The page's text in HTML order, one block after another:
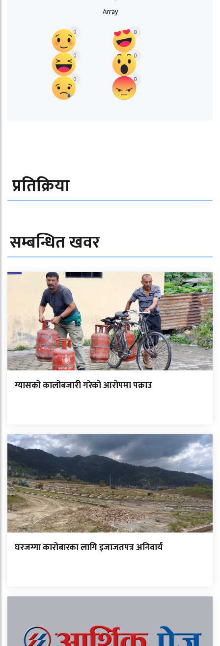
Array
0 0
0 0
0 0
प्रतिक्रिया
सम्बन्धित खवर
ग्यासको कालोबजारी गरेको आरोपमा पक्राउ
घरजग्गा कारोबारका लागि इजाजतपत्र अनिवार्य